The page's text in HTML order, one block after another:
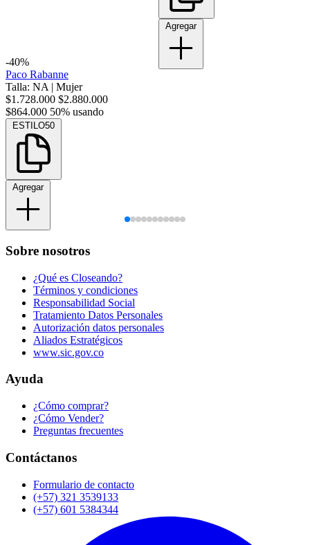
-40%
Paco Rabanne
Talla: NA | Mujer
$1.728.000 $2.880.000
$864.000 50% usando
ESTILO50
Agregar
Agregar
Sobre nosotros
¿Qué es Closeando?
Términos y condiciones
Responsabilidad Social
Tratamiento Datos Personales
Autorización datos personales
Aliados Estratégicos
www.sic.gov.co
Ayuda
¿Cómo comprar?
¿Cómo Vender?
Preguntas frecuentes
Contáctanos
Formulario de contacto
(+57) 321 3539133
(+57) 601 5384344